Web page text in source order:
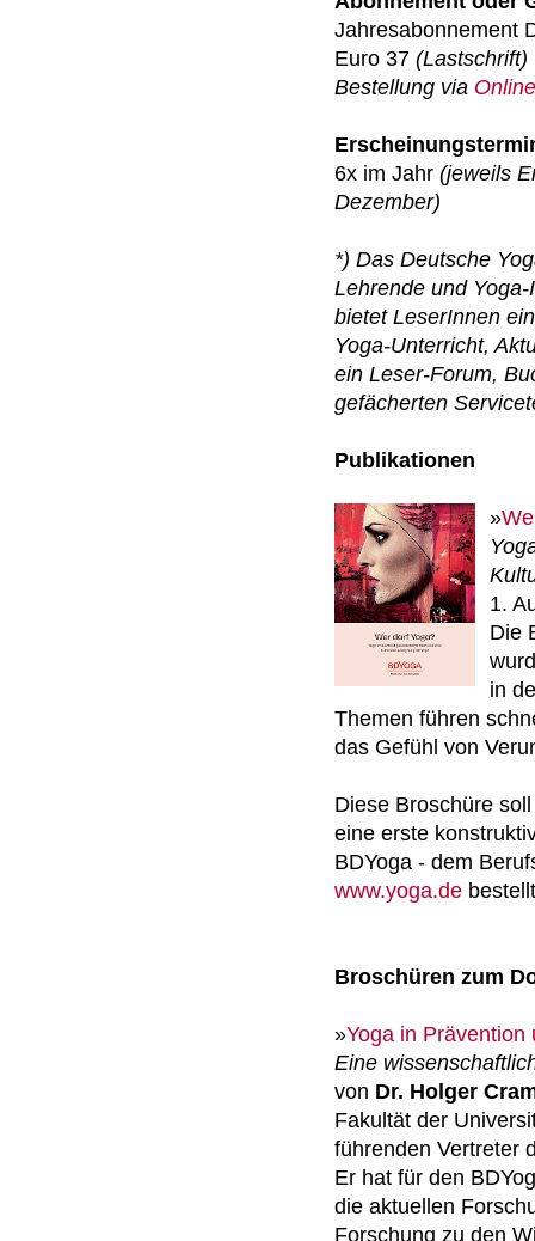
Jahresabonnement
Euro 37 (Lastschrift)
Bestellung via
6x im Jahr (jeweils
Dezember)
*) Das Deutsche
Lehrende und
bietet LeserInnen
Yoga-Unterricht,
ein Leser-Forum,
gefächerten
Publikationen
»
1.
Die
in
Themen führen
das Gefühl von
Diese Broschüre
eine erste
BDYoga - dem
www.yoga.de
Broschüren zum
»Yoga in Prävention
Eine
von Dr. Holger
Fakultät der
führenden Vertreter
Er hat für den
die aktuellen
Forschung zu den